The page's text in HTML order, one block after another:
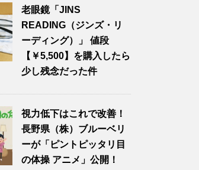
老眼鏡「JINS
READING（ジンズ・リ
ーディング）」 値段
【￥5,500】を購入したら
少し残念だった件
視力低下はこれで改善！
長野県（株）ブルーベリ
ーが「ピントピッタリ目
の体操 アニメ」公開！